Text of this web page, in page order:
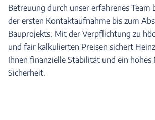
Betreuung durch unser erfahrenes Team
der ersten Kontaktaufnahme bis zum
Bauprojekts. Mit der Verpflichtung zu
und fair kalkulierten Preisen sichert
Ihnen finanzielle Stabilität und ein hohes
Sicherheit.